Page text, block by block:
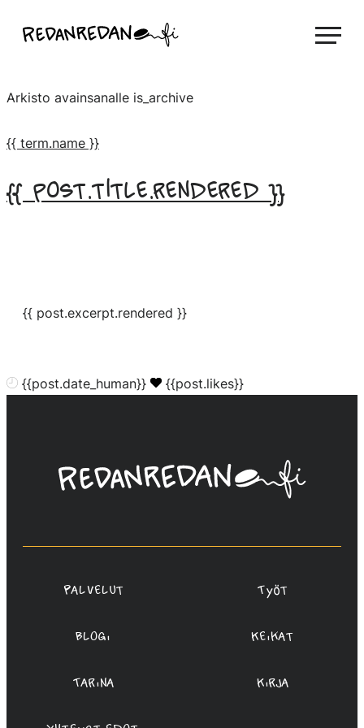
suoraan
Linda Saukko-Rauta, Redanredan Oy
piirrosvideoita
Arkisto avainsanalle is_archive
{{ term.name }}
{{ post.title.rendered }}
{{ post.excerpt.rendered }}
{{post.date_human}} {{post.likes}}
Linda
Saukko-
Oy
Palvelut Työt
Blogi Keikat
Tarina Kirja